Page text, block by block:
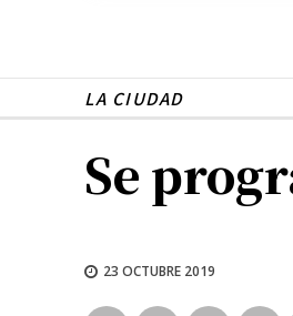
LA CIUDAD
Se
23 OCTUBRE 2019